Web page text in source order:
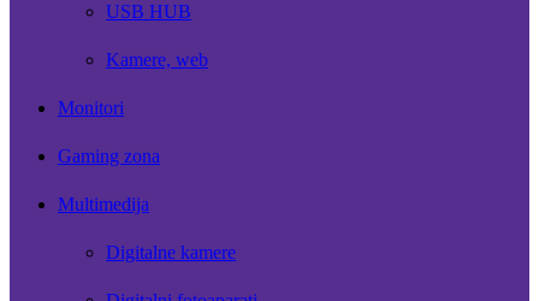
USB HUB
Kamere, web
Monitori
Gaming zona
Multimedija
Digitalne kamere